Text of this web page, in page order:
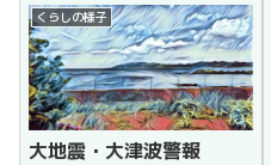
くらしの様子
大地震・大津波警報